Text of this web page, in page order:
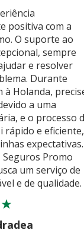
positiva com a
O suporte ao
sempre
e resolver
Durante
à Holanda,
a uma
e o processo
rápido e eficiente,
expectativas.
Seguros Promo
um serviço de
e de qualidade.